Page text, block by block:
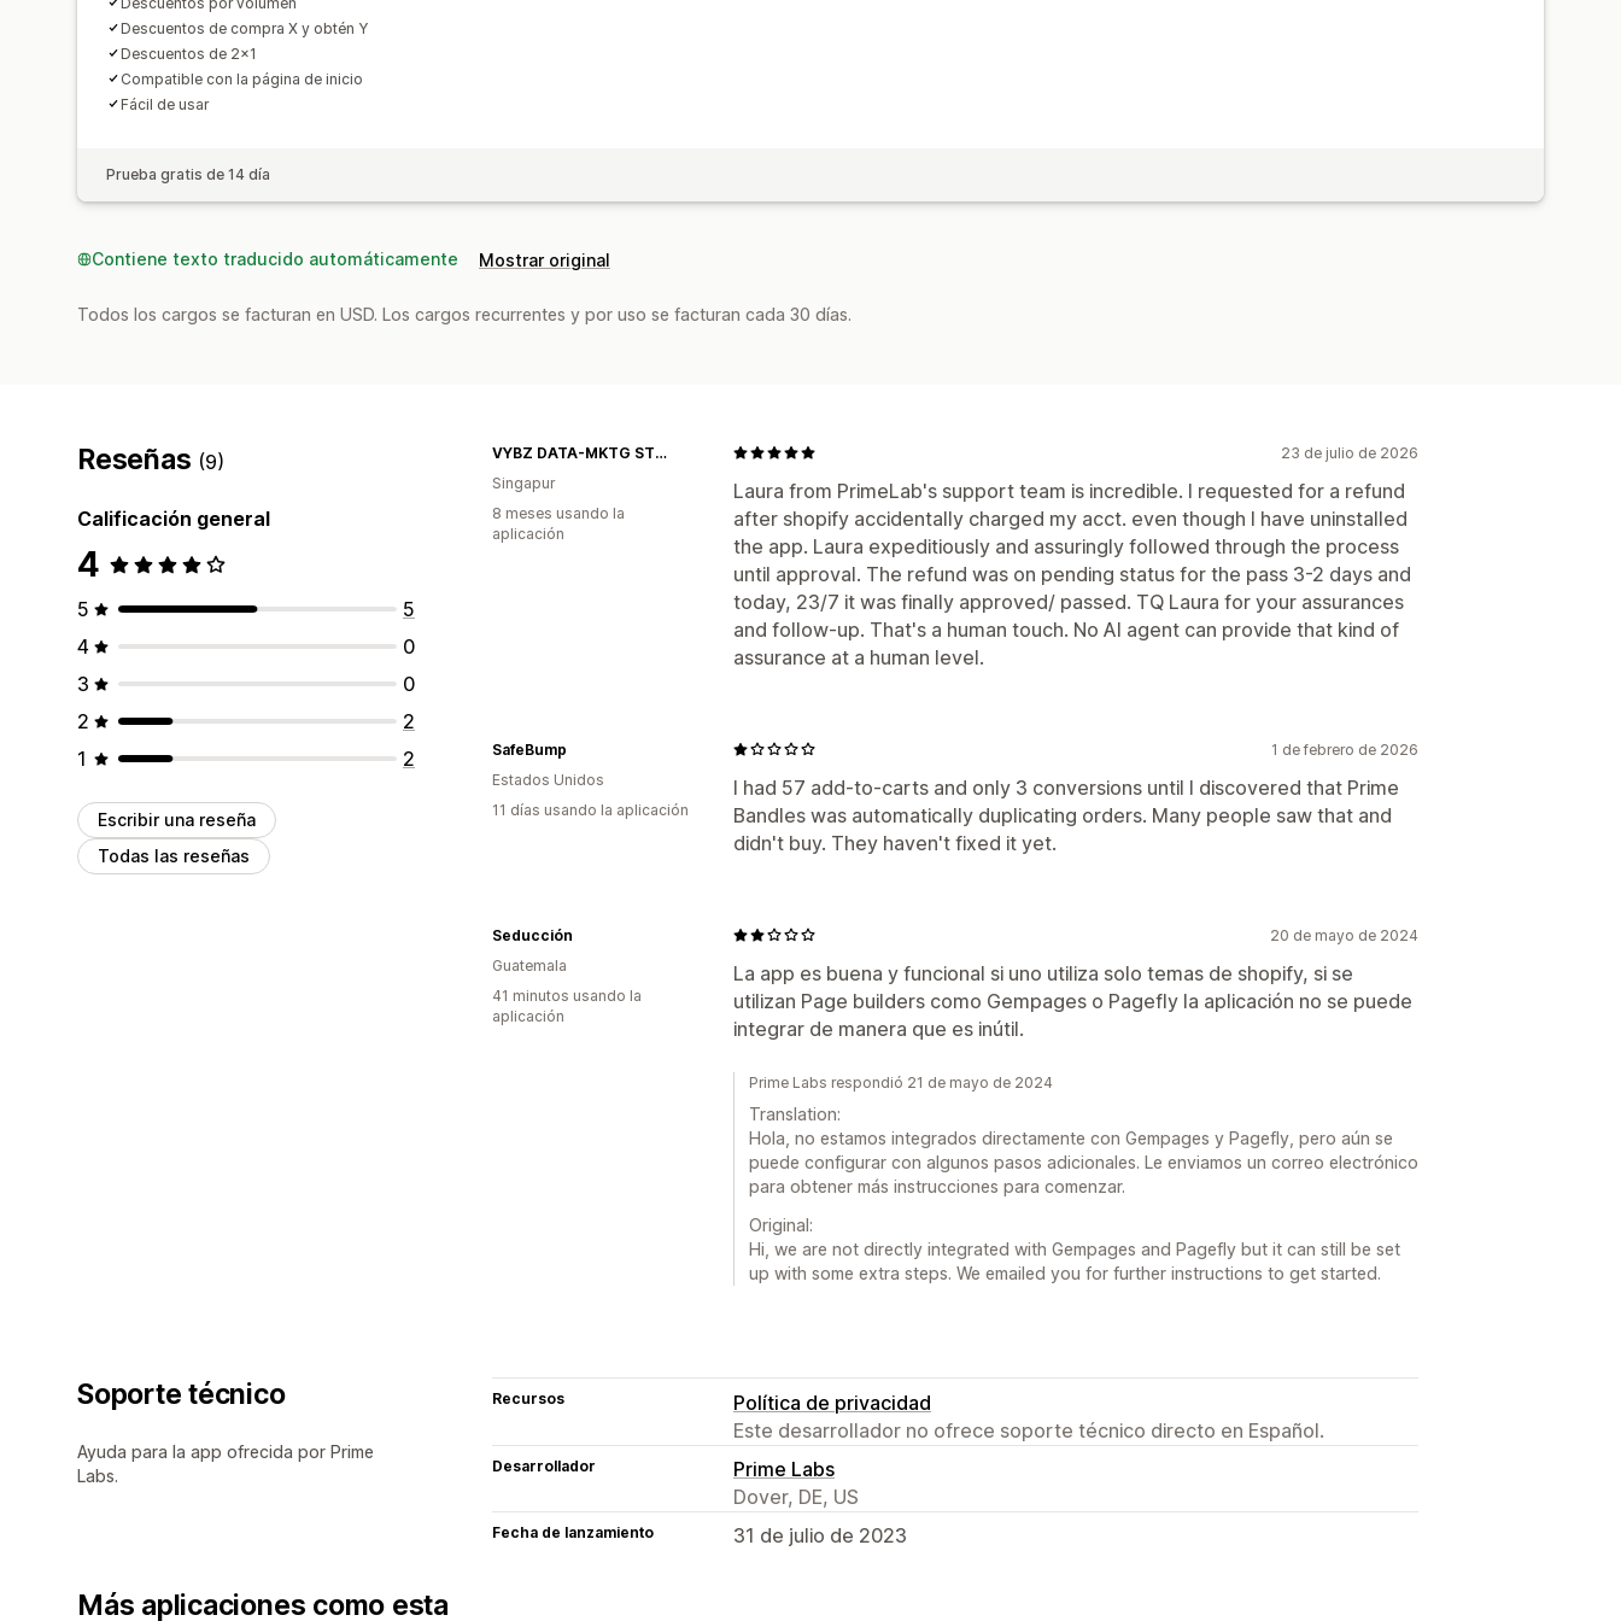
Descuentos de compra X y obtén Y
Descuentos de 2x1
Compatible con la página de inicio
Fácil de usar
Prueba gratis de 14 día
Contiene texto traducido automáticamente Mostrar original
Todos los cargos se facturan en USD. Los cargos recurrentes y por uso se facturan cada 30 días.
Reseñas (9)
Calificación general
4
5
5
4
0
3
0
2
2
1
2
Escribir una reseña
Todas las reseñas
23 de julio de 2026
Laura from PrimeLab's support team is incredible. I requested for a refund
after shopify accidentally charged my acct. even though I have uninstalled
the app. Laura expeditiously and assuringly followed through the process
until approval. The refund was on pending status for the pass 3-2 days and
today, 23/7 it was finally approved/ passed. TQ Laura for your assurances
and follow-up. That's a human touch. No AI agent can provide that kind of
assurance at a human level.
VYBZ DATA-MKTG STORE
Singapur
8 meses usando la
aplicación
1 de febrero de 2026
I had 57 add-to-carts and only 3 conversions until I discovered that Prime
Bandles was automatically duplicating orders. Many people saw that and
didn't buy. They haven't fixed it yet.
SafeBump
Estados Unidos
11 días usando la aplicación
20 de mayo de 2024
La app es buena y funcional si uno utiliza solo temas de shopify, si se
utilizan Page builders como Gempages o Pagefly la aplicación no se puede
integrar de manera que es inútil.
Seducción
Guatemala
41 minutos usando la
aplicación
Prime Labs respondió 21 de mayo de 2024
Translation:
Hola, no estamos integrados directamente con Gempages y Pagefly, pero aún se
puede configurar con algunos pasos adicionales. Le enviamos un correo electrónico
para obtener más instrucciones para comenzar.
Original:
Hi, we are not directly integrated with Gempages and Pagefly but it can still be set
up with some extra steps. We emailed you for further instructions to get started.
Soporte técnico
Ayuda para la app ofrecida por Prime
Labs.
Recursos
Política de privacidad
Este desarrollador no ofrece soporte técnico directo en Español.
Desarrollador
Prime Labs
Dover, DE, US
Fecha de lanzamiento 31 de julio de 2023
Más aplicaciones como esta